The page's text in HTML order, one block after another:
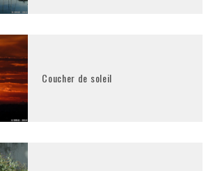
Coucher de soleil